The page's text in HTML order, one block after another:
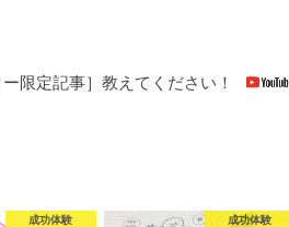
ー限定記事］教えてください！
成功体験 成功体験